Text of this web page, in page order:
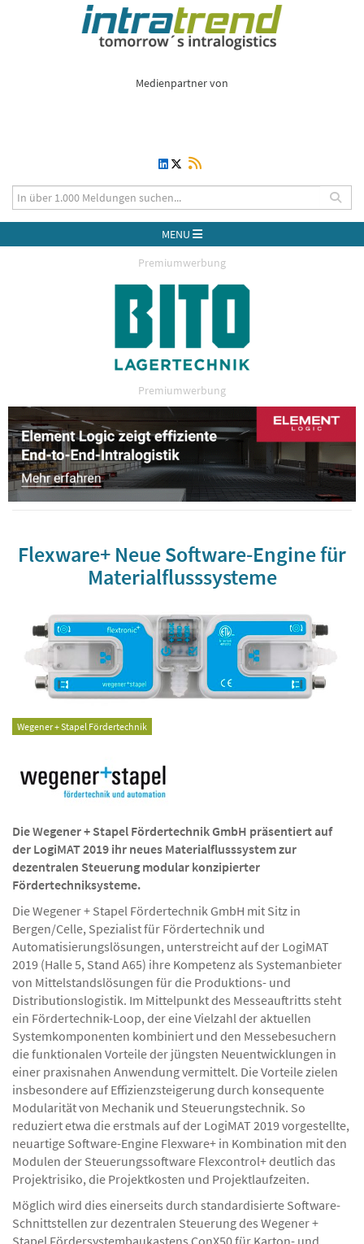
Medienpartner von
MENU
Premiumwerbung
Premiumwerbung
Flexware+ Neue Software-Engine für
Materialflusssysteme
Wegener + Stapel Fördertechnik
Die Wegener + Stapel Fördertechnik GmbH präsentiert auf
der LogiMAT 2019 ihr neues Materialflusssystem zur
dezentralen Steuerung modular konzipierter
Fördertechniksysteme.
Die Wegener + Stapel Fördertechnik GmbH mit Sitz in
Bergen/Celle, Spezialist für Fördertechnik und
Automatisierungslösungen, unterstreicht auf der LogiMAT
2019 (Halle 5, Stand A65) ihre Kompetenz als Systemanbieter
von Mittelstandslösungen für die Produktions- und
Distributionslogistik. Im Mittelpunkt des Messeauftritts steht
ein Fördertechnik-Loop, der eine Vielzahl der aktuellen
Systemkomponenten kombiniert und den Messebesuchern
die funktionalen Vorteile der jüngsten Neuentwicklungen in
einer praxisnahen Anwendung vermittelt. Die Vorteile zielen
insbesondere auf Effizienzsteigerung durch konsequente
Modularität von Mechanik und Steuerungstechnik. So
reduziert etwa die erstmals auf der LogiMAT 2019 vorgestellte,
neuartige Software-Engine Flexware+ in Kombination mit den
Modulen der Steuerungssoftware Flexcontrol+ deutlich das
Projektrisiko, die Projektkosten und Projektlaufzeiten.
Möglich wird dies einerseits durch standardisierte Software-
Schnittstellen zur dezentralen Steuerung des Wegener +
Stapel Fördersystembaukastens ConX50 für Karton- und